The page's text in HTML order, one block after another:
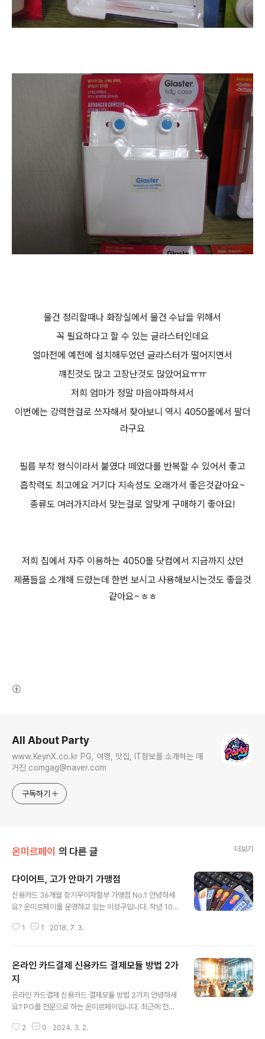
물건 정리할때나 화장실에서 물건 수납을 위해서
꼭 필요하다고 할 수 있는 글라스터인데요
얼마전에 예전에 설치해두었던 글라스터가 떨어지면서
꺠진것도 많고 고장난것도 많았어요ㅠㅠ
저희 엄마가 정말 마음아파하셔서
이번에는 강력한걸로 쓰자해서 찾아보니 역시 4050몰에서 팔더
라구요
필름 부착 형식이라서 붙였다 떼었다를 반복할 수 있어서 좋고
흡착력도 최고에요 거기다 지속성도 오래가서 좋은것같아요~
종류도 여러가지라서 맞는걸로 알맞게 구매하기 좋아요!
저희 집에서 자주 이용하는 4050몰 닷컴에서 지금까지 샀던
제품들을 소개해 드렸는데 한번 보시고 사용해보시는것도 좋을것
같아요~ㅎㅎ
All About Party
www.KeynX.co.kr PG, 여행, 맛집, IT정보를 소개하는 매
거진 comgag@naver.com
구독하기
온미르페이 의 다른 글 더보기
다이어트, 고가 안마기 가맹점
신용카드 36개월 장기무이자할부 가맹점 No.1 안녕하세
요? 온미르페이를 운영하고 있는 이성구입니다. 작년 10월
반응이 상당히 좋았고, 지금도 그 여파는 수구러들지 않고
분야에서 문의가 많습니다. 과거 12개월, 24개월 시장에
서 진일보하여 36개월 시장으로 진입하여 기업의 매출에
보탬이 되는 솔루션이라는 것을 반증하는 사례입니다. 따
라서, 각 분야의 업계를 선도하는 기업들은 이 서비스를 선
거를 취급하는 바이크 분야 생명공학에서 줄기세포 분야
1 1 2018. 7. 3.
온라인 카드결제 신용카드 결제모듈 방법 2가
지
온라인 카드결제 신용카드 결제모듈 방법 2가지 안녕하세
요? PG를 전문으로 하는 온미르페이입니다. 최근에 전화
실 아주 간단하게 말씀을 드리면 결제모듈을 드리면 바로
2 0 2024. 3. 2.